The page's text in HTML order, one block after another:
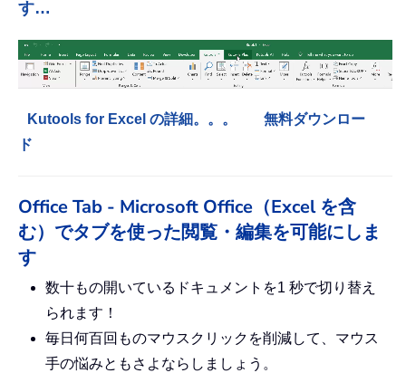
す…
Kutools for Excel の詳細。。。
無料ダウンロー
ド
Office Tab - Microsoft Office（Excel を含
む）でタブを使った閲覧・編集を可能にしま
す
数十もの開いているドキュメントを1 秒で切り替え
られます！
毎日何百回ものマウスクリックを削減して、マウス
手の悩みともさよならしましょう。